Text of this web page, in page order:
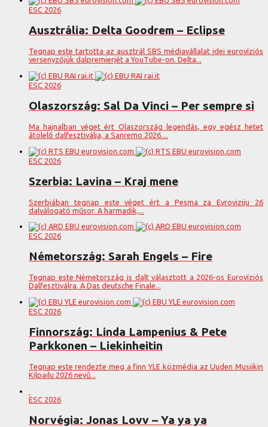
ESC 2026
Ausztrália: Delta Goodrem – Eclipse
Tegnap este tartotta az ausztrál SBS médiavállalat idei eurovíziós
versenyzőjük dalpremierjét a YouTube-on. Delta...
ESC 2026
Olaszország: Sal Da Vinci – Per sempre sì
Ma hajnalban véget ért Olaszország legendás, egy egész hetet
átölelő dalfesztiválja, a Sanremo 2026....
ESC 2026
Szerbia: Lavina – Kraj mene
Szerbiában tegnap este véget ért a Pesma za Evroviziju 26
dalválogató műsor. A harmadik,...
ESC 2026
Németország: Sarah Engels – Fire
Tegnap este Németország is dalt választott a 2026-os Eurovíziós
Dalfesztiválra. A Das deutsche Finale...
ESC 2026
Finnország: Linda Lampenius & Pete
Parkkonen – Liekinheitin
Tegnap este rendezte meg a finn YLE közmédia az Uuden Musiikin
Kilpailu 2026 nevű...
ESC 2026
Norvégia: Jonas Lovv – Ya ya ya